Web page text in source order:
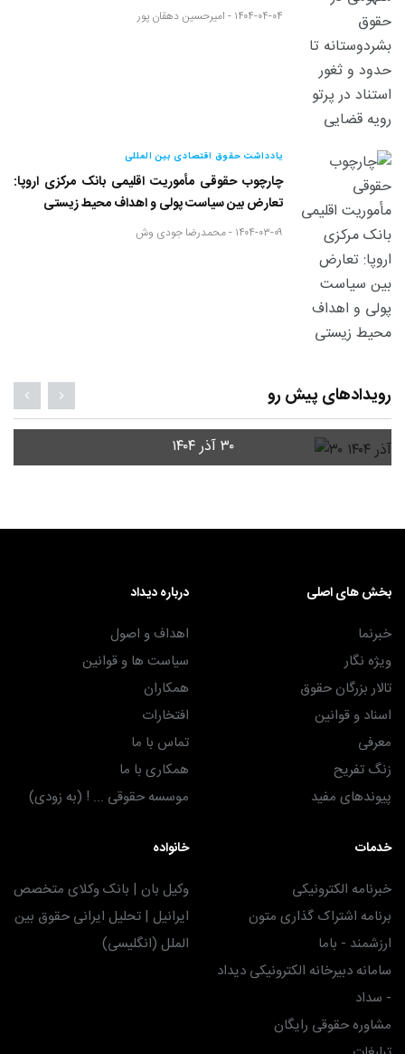
۱۴۰۴-۰۴-۰۴ - امیرحسین دهقان پور
یادداشت حقوق اقتصادی بین المللی
چارچوب حقوقی مأموریت اقلیمی بانک مرکزی اروپا:
تعارض بین سیاست پولی و اهداف محیط زیستی
۱۴۰۴-۰۳-۰۹ - محمدرضا جودی وش
رویدادهای پیش رو
۳۰ آذر ۱۴۰۴
بخش های اصلی
خبرنما
ویژه نگار
تالار بزرگان حقوق
اسناد و قوانین
معرفی
زنگ تفریح
پیوندهای مفید
درباره دیداد
اهداف و اصول
سیاست ها و قوانین
همکاران
افتخارات
تماس با ما
همکاری با ما
موسسه حقوقی ... ! (به زودی)
خدمات
خبرنامه الکترونیکی
برنامه اشتراک گذاری متون
ارزشمند - باما
سامانه دبیرخانه الکترونیکی دیداد
- سداد
مشاوره حقوقی رایگان
خانواده
وکیل بان | بانک وکلای متخصص
ایرانیل | تحلیل ایرانی حقوق بین
الملل (انگلیسی)